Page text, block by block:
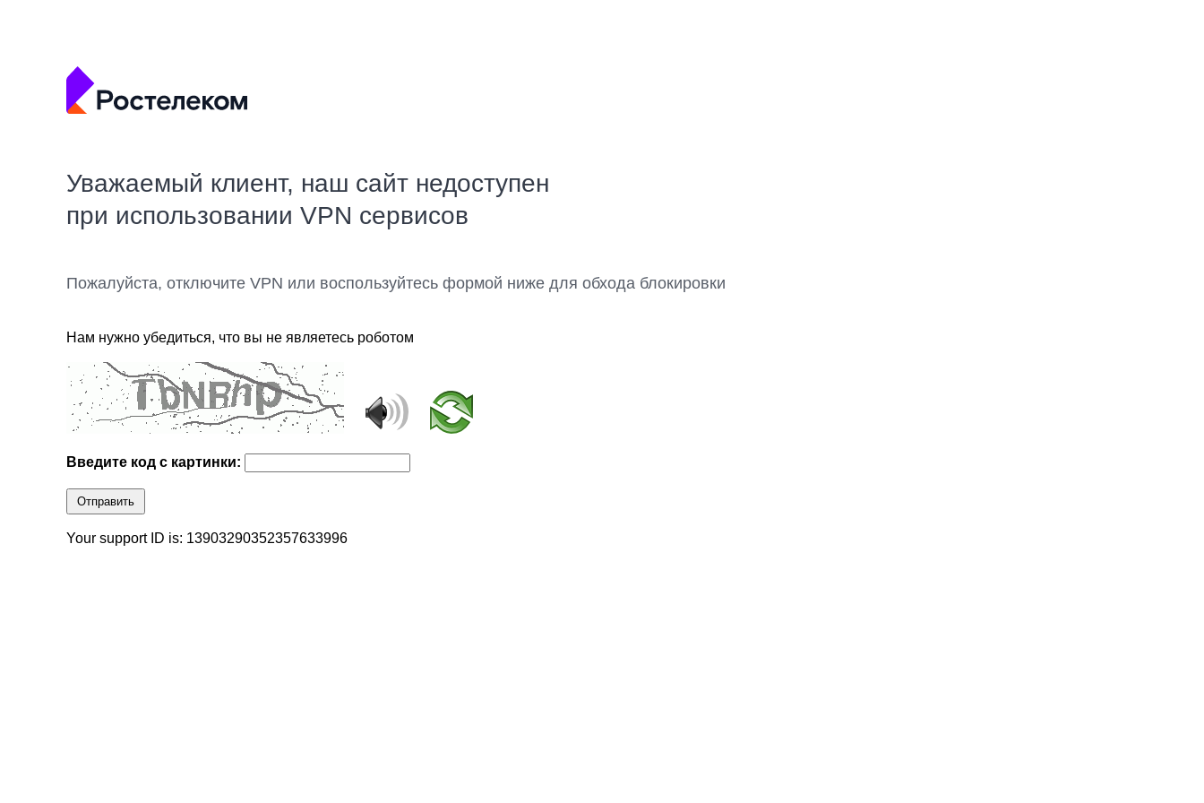
Уважаемый клиент, наш сайт недоступен
при использовании VPN сервисов
Пожалуйста, отключите VPN или воспользуйтесь формой ниже для обхода блокировки
Нам нужно убедиться, что вы не являетесь роботом
Введите код с картинки:
Отправить
Your support ID is: 13903290352357633996